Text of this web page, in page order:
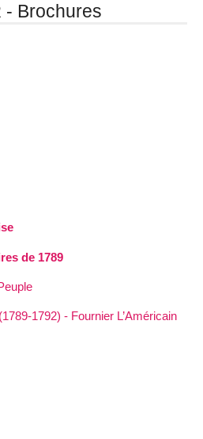
- Brochures
de 1789
1792) - Fournier L’Américain